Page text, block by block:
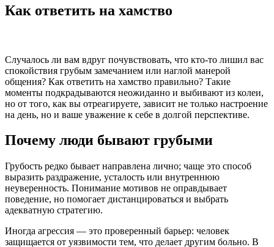
Как ответить на хамство
Случалось ли вам вдруг почувствовать, что кто-то лишил вас
спокойствия грубым замечанием или наглой манерой
общения? Как ответить на хамство правильно? Такие
моменты подкрадываются неожиданно и выбивают из колеи,
но от того, как вы отреагируете, зависит не только настроение
на день, но и ваше уважение к себе в долгой перспективе.
Почему люди бывают грубыми
Грубость редко бывает направлена лично; чаще это способ
выразить раздражение, усталость или внутреннюю
неуверенность. Понимание мотивов не оправдывает
поведение, но помогает дистанцироваться и выбрать
адекватную стратегию.
Иногда агрессия — это проверенный барьер: человек
защищается от уязвимости тем, что делает другим больно. В